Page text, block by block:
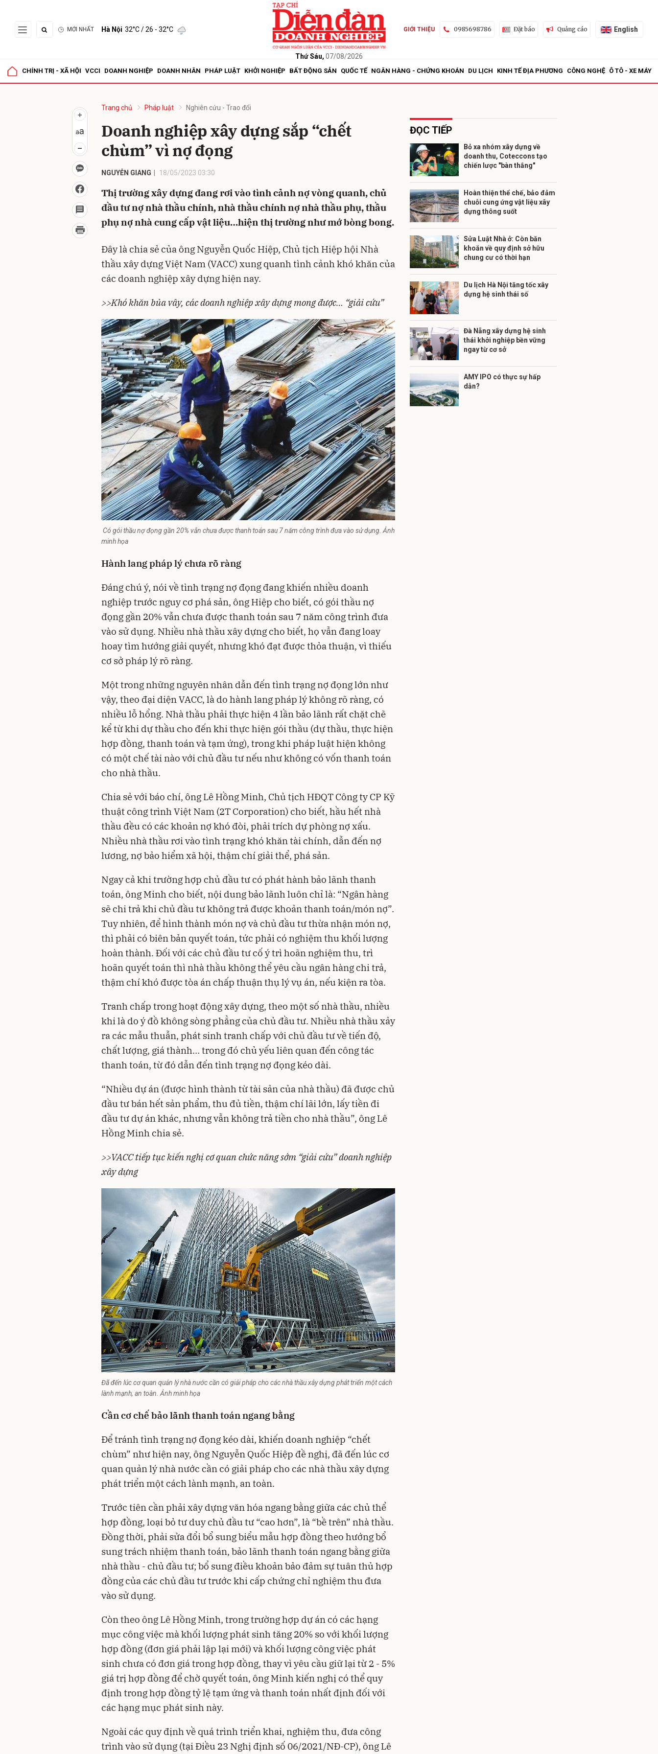
MỚI NHẤT Hà Nội 32°C/ 26 - 32°C
Thứ Sáu, 07/08/2026
GIỚI THIỆU 0985698786 Đặt báo Quảng cáo English
CHÍNH TRỊ - XÃ HỘI VCCI DOANH NGHIỆP DOANH NHÂN PHÁP LUẬT KHỞI NGHIỆP BẤT ĐỘNG SẢN QUỐC TẾ NGÂN HÀNG - CHỨNG KHOÁN DU LỊCH KINH TẾ ĐỊA PHƯƠNG CÔNG NGHỆ Ô TÔ - XE MÁY
Trang chủ Pháp luật Nghiên cứu - Trao đổi
Doanh nghiệp xây dựng sắp “chết
chùm” vì nợ đọng
NGUYỄN GIANG 18/05/2023 03:30
Thị trường xây dựng đang rơi vào tình cảnh nợ vòng quanh, chủ
đầu tư nợ nhà thầu chính, nhà thầu chính nợ nhà thầu phụ, thầu
phụ nợ nhà cung cấp vật liệu…hiện thị trường như mớ bòng bong.
Đây là chia sẻ của ông Nguyễn Quốc Hiệp, Chủ tịch Hiệp hội Nhà
thầu xây dựng Việt Nam (VACC) xung quanh tình cảnh khó khăn của
các doanh nghiệp xây dựng hiện nay.
>>Khó khăn bủa vây, các doanh nghiệp xây dựng mong được… “giải cứu”
Có gói thầu nợ đọng gần 20% vẫn chưa được thanh toán sau 7 năm công trình đưa vào sử dụng. Ảnh
minh họa
Hành lang pháp lý chưa rõ ràng
Đáng chú ý, nói về tình trạng nợ đọng đang khiến nhiều doanh
nghiệp trước nguy cơ phá sản, ông Hiệp cho biết, có gói thầu nợ
đọng gần 20% vẫn chưa được thanh toán sau 7 năm công trình đưa
vào sử dụng. Nhiều nhà thầu xây dựng cho biết, họ vẫn đang loay
hoay tìm hướng giải quyết, nhưng khó đạt được thỏa thuận, vì thiếu
cơ sở pháp lý rõ ràng.
Một trong những nguyên nhân dẫn đến tình trạng nợ đọng lớn như
vậy, theo đại diện VACC, là do hành lang pháp lý không rõ ràng, có
nhiều lỗ hổng. Nhà thầu phải thực hiện 4 lần bảo lãnh rất chặt chẽ
kể từ khi dự thầu cho đến khi thực hiện gói thầu (dự thầu, thực hiện
hợp đồng, thanh toán và tạm ứng), trong khi pháp luậthiện không
có một chế tài nào với chủ đầu tư nếu như không có vốn thanh toán
cho nhà thầu.
Chia sẻ với báo chí, ông Lê Hồng Minh, Chủ tịch HĐQT Công ty CP Kỹ
thuật công trình Việt Nam (2T Corporation) cho biết, hầu hết nhà
thầu đều có các khoản nợ khó đòi, phải trích dự phòng nợ xấu.
Nhiều nhà thầu rơi vào tình trạng khó khăn tài chính, dẫn đến nợ
lương, nợ bảo hiểm xã hội, thậm chí giải thể, phá sản.
Ngay cả khi trường hợp chủ đầu tư có phát hành bảo lãnh thanh
toán, ông Minh cho biết, nội dung bảo lãnh luôn chỉ là: “Ngân hàng
sẽ chi trả khi chủ đầu tư không trả được khoản thanh toán/món nợ”.
Tuy nhiên, để hình thành món nợ và chủ đầu tư thừa nhận món nợ,
thì phải có biên bản quyết toán, tức phải có nghiệm thu khối lượng
hoàn thành. Đối với các chủ đầu tư cố ý trì hoãn nghiệm thu, trì
hoãn quyết toán thì nhà thầu không thể yêu cầu ngân hàng chi trả,
thậm chí khó được tòa án chấp thuận thụ lý vụ án, nếu kiện ra tòa.
Tranh chấp trong hoạt động xây dựng, theo một số nhà thầu, nhiều
khi là do ý đồ không sòng phẳng của chủ đầu tư. Nhiều nhà thầu xảy
ra các mẫu thuẫn, phát sinh tranh chấp với chủ đầu tư về tiến độ,
chất lượng, giá thành… trong đó chủ yếu liên quan đến công tác
thanh toán, từ đó dẫn đến tình trạng nợ đọng kéo dài.
“Nhiều dự án (được hình thành từ tài sản của nhà thầu) đã được chủ
đầu tư bán hết sản phẩm, thu đủ tiền, thậm chí lãi lớn, lấy tiền đi
đầu tư dự án khác, nhưng vẫn không trả tiền cho nhà thầu”, ông Lê
Hồng Minh chia sẻ.
>>VACC tiếp tục kiến nghị cơ quan chức năng sớm “giải cứu” doanh nghiệp
xây dựng
Đã đến lúc cơ quan quản lý nhà nước cần có giải pháp cho các nhà thầu xây dựng phát triển một cách
lành mạnh, an toàn. Ảnh minh họa
Cần cơ chế bảo lãnh thanh toán ngang bằng
Để tránh tình trạng nợ đọng kéo dài, khiến doanh nghiệp “chết
chùm” như hiện nay, ông Nguyễn Quốc Hiệp đề nghị, đã đến lúc cơ
quan quản lý nhà nước cần có giải pháp cho các nhà thầu xây dựng
phát triển một cách lành mạnh, an toàn.
Trước tiên cần phải xây dựng văn hóa ngang bằng giữa các chủ thể
hợp đồng, loại bỏ tư duy chủ đầu tư “cao hơn”, là “bề trên” nhà thầu.
Đồng thời, phải sửa đổi bổ sung biểu mẫu hợp đồng theo hướng bổ
sung trách nhiệm thanh toán, bảo lãnh thanh toán ngang bằng giữa
nhà thầu - chủ đầu tư; bổ sung điều khoản bảo đảm sự tuân thủ hợp
đồng của các chủ đầu tư trước khi cấp chứng chỉ nghiệm thu đưa
vào sử dụng.
Còn theo ông Lê Hồng Minh, trong trường hợp dự án có các hạng
mục công việc mà khối lượng phát sinh tăng 20% so với khối lượng
hợp đồng (đơn giá phải lập lại mới) và khối lượng công việc phát
sinh chưa có đơn giá trong hợp đồng, thay vì yêu cầu giữ lại từ 2 - 5%
giá trị hợp đồng để chờ quyết toán, ông Minh kiến nghị có thể quy
định trong hợp đồng tỷ lệ tạm ứng và thanh toán nhất định đối với
các hạng mục phát sinh này.
Ngoài các quy định về quá trình triển khai, nghiệm thu, đưa công
trình vào sử dụng (tại Điều 23 Nghị định số 06/2021/NĐ-CP), ông Lê
ĐỌC TIẾP
Bỏ xa nhóm xây dựng về
doanh thu, Coteccons tạo
chiến lược "bàn thắng"
Hoàn thiện thể chế, bảo đảm
chuỗi cung ứng vật liệu xây
dựng thông suốt
Sửa Luật Nhà ở: Còn băn
khoăn về quy định sở hữu
chung cư có thời hạn
Du lịch Hà Nội tăng tốc xây
dựng hệ sinh thái số
Đà Nẵng xây dựng hệ sinh
thái khởi nghiệp bền vững
ngay từ cơ sở
AMY IPO có thực sự hấp
dẫn?
Gửi